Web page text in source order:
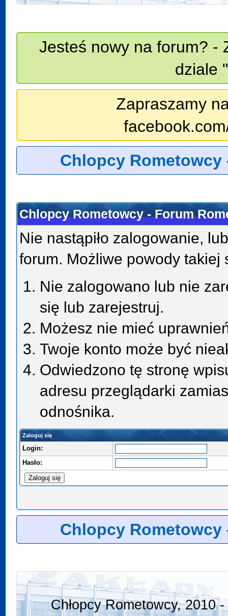
Jesteś nowy na forum? -
dziale
Zapraszamy
Chlopcy Rometowcy
Chlopcy Rometowcy - Forum
Nie nastąpiło zalogowanie,
forum. Możliwe powody takiej
Nie zalogowano lub nie
się lub zarejestruj.
Możesz nie mieć
Twoje konto może być
Odwiedzono tę stronę
adresu przeglądarki
odnośnika.
Zaloguj się
Login:
Hasło:
Chlopcy Rometowcy
Chłopcy Rometowcy, 2010